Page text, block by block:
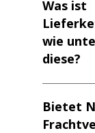
wie
diese?